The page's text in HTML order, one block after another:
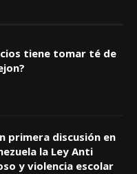
tiene tomar té de
primera discusión en
la Ley Anti
y violencia escolar